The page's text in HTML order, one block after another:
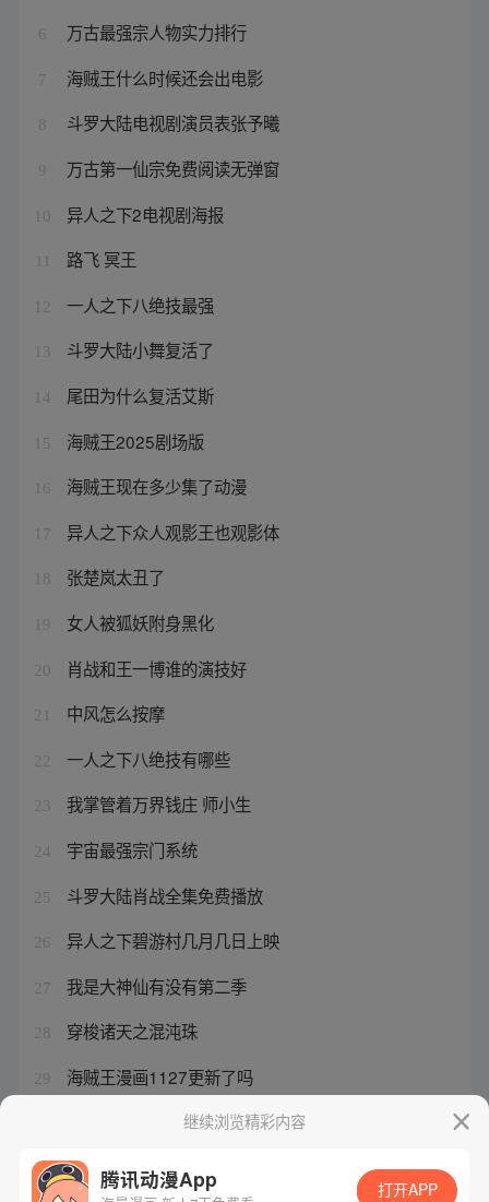
6 万古最强宗人物实力排行
7 海贼王什么时候还会出电影
8 斗罗大陆电视剧演员表张予曦
9 万古第一仙宗免费阅读无弹窗
10 异人之下2电视剧海报
路飞 冥王
12 一人之下八绝技最强
13 斗罗大陆小舞复活了
14 尾田为什么复活艾斯
15 海贼王2025剧场版
16 海贼王现在多少集了动漫
17 异人之下众人观影王也观影体
18 张楚岚太丑了
19 女人被狐妖附身黑化
20 肖战和王一博谁的演技好
21 中风怎么按摩
22 一人之下八绝技有哪些
23 我掌管着万界钱庄 师小生
24 宇宙最强宗门系统
25 斗罗大陆肖战全集免费播放
26 异人之下碧游村几月几日上映
27 我是大神仙有没有第二季
28 穿梭诸天之混沌珠
29 海贼王漫画1127更新了吗
涂山氏一脉的狐仙娘娘继续浏览精彩内容
腾讯动漫App 打开APP